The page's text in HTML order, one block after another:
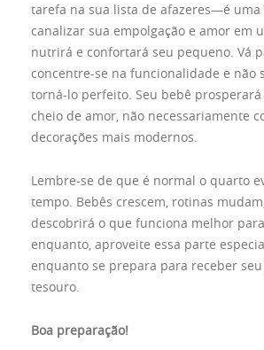
tarefa na sua lista de afazeres—é uma
canalizar sua empolgação e amor em
nutrirá e confortará seu pequeno. Vá
concentre-se na funcionalidade e não
torná-lo perfeito. Seu bebê
cheio de amor, não necessariamente
decorações mais modernos.
Lembre-se de que é normal o quarto
tempo. Bebês crescem, rotinas
descobrirá o que funciona melhor
enquanto, aproveite essa parte
enquanto se prepara para receber
tesouro.
Boa preparação!